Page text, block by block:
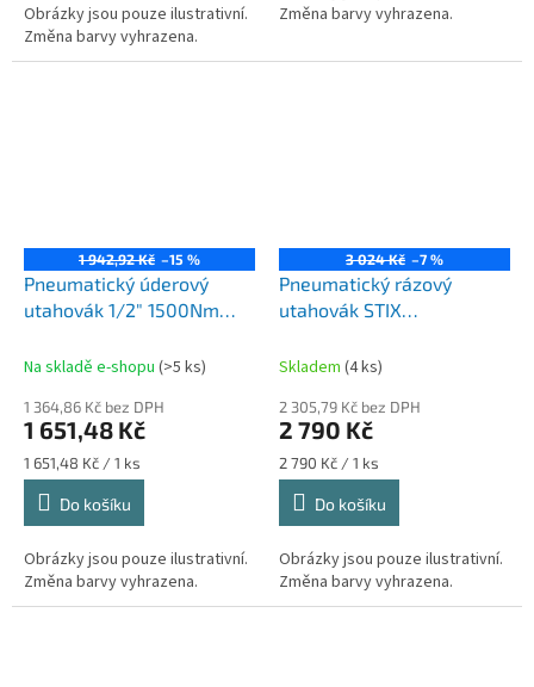
Obrázky jsou pouze ilustrativní.
Změna barvy vyhrazena.
Změna barvy vyhrazena.
1 942,92 Kč –15 %
Pneumatický úderový
utahovák 1/2" 1500Nm
Na skladě e-shopu (>5 ks)
1 364,86 Kč bez DPH
1 651,48 Kč
Měrná
cena:
1 651,48 Kč / 1 ks
Do košíku
Obrázky jsou pouze ilustrativní.
Změna barvy vyhrazena.
3 024 Kč –7 %
Pneumatický rázový
utahovák STIX
Skladem (4 ks)
2 305,79 Kč bez DPH
2 790 Kč
Měrná
cena:
2 790 Kč / 1 ks
Do košíku
Obrázky jsou pouze ilustrativní.
Změna barvy vyhrazena.